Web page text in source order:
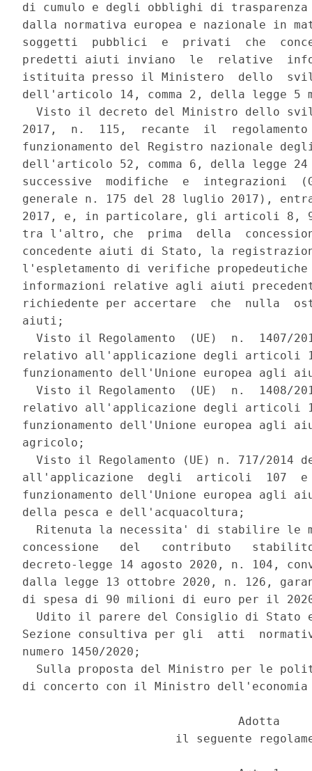
di cumulo e degli obblighi di
dalla normativa europea e nazionale
soggetti  pubblici  e  privati  che
predetti aiuti inviano  le  relative
istituita presso il Ministero  dello
dell'articolo 14, comma 2, della legge 5
Visto il decreto del Ministro dello
2017,  n.  115,  recante  il
funzionamento del Registro nazionale
dell'articolo 52, comma 6, della legge
successive  modifiche  e  integrazioni
generale n. 175 del 28 luglio 2017),
2017, e, in particolare, gli articoli 8, 9,
tra l'altro, che  prima  della
concedente aiuti di Stato, la
l'espletamento di verifiche
informazioni relative agli aiuti
richiedente per accertare  che  nulla
aiuti;
Visto il Regolamento  (UE)  n.  1407/
relativo all'applicazione degli articoli
funzionamento dell'Unione europea agli
Visto il Regolamento  (UE)  n.  1408/
relativo all'applicazione degli articoli
funzionamento dell'Unione europea agli
agricolo;
Visto il Regolamento (UE) n. 717/2014
all'applicazione  degli  articoli  107
funzionamento dell'Unione europea agli
della pesca e dell'acquacoltura;
Ritenuta la necessita' di stabilire le
concessione   del   contributo
decreto-legge 14 agosto 2020, n. 104,
dalla legge 13 ottobre 2020, n. 126,
di spesa di 90 milioni di euro per il
Udito il parere del Consiglio di Stato
Sezione consultiva per gli  atti
numero 1450/2020;
Sulla proposta del Ministro per le
di concerto con il Ministro
                               Adotta
il seguente